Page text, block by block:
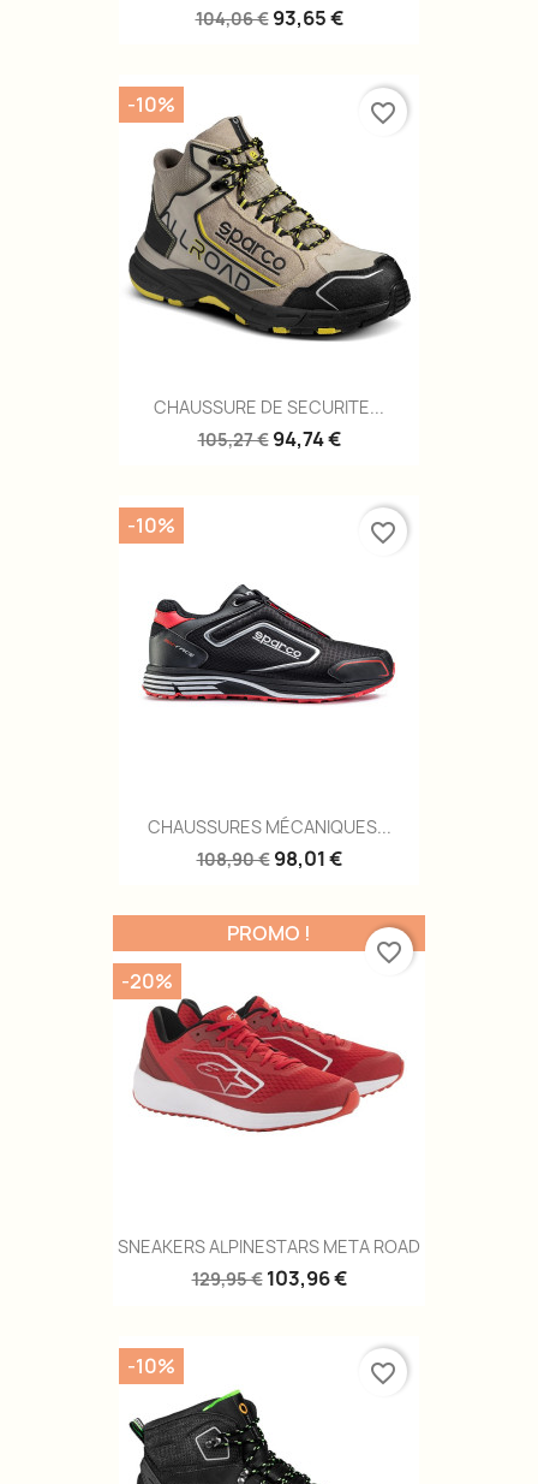
104,06 € 93,65 €
CHAUSSURE DE SECURITE...
105,27 € 94,74 €
-10% favorite_border
CHAUSSURES MÉCANIQUES...
108,90 € 98,01 €
-10% favorite_border
SNEAKERS ALPINESTARS META ROAD
129,95 € 103,96 €
PROMO !
-20%
favorite_border
-10% favorite_border